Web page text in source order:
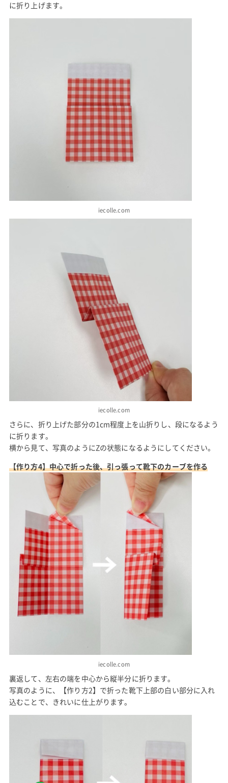
に折り上げます。
iecolle.com
iecolle.com
さらに、折り上げた部分の1cm程度上を山折りし、段になるよう
に折ります。
横から見て、写真のようにZの状態になるようにしてください。
【作り方4】中心で折った後、引っ張って靴下のカーブを作る
iecolle.com
裏返して、左右の端を中心から縦半分に折ります。
写真のように、【作り方2】で折った靴下上部の白い部分に入れ
込むことで、きれいに仕上がります。